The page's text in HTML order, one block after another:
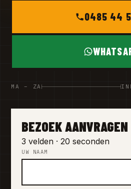
0485 44
MA – ZA
BEZOEK AANVRAGEN
3 velden · 20 seconden
UW NAAM